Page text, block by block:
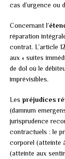
cas d’urgence ou
Concernant l’
réparation
contrat. L’article
aux « suites
de dol où le
imprévisibles.
Les préjudices
(damnum
jurisprudence
contractuels : le
corporel (atteinte
(atteinte aux